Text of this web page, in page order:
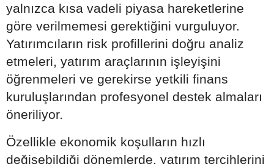
yalnızca kısa vadeli piyasa hareketlerine
göre verilmemesi gerektiğini vurguluyor.
Yatırımcıların risk profillerini doğru analiz
etmeleri, yatırım araçlarının işleyişini
öğrenmeleri ve gerekirse yetkili finans
kuruluşlarından profesyonel destek almaları
öneriliyor.
Özellikle ekonomik koşulların hızlı
değişebildiği dönemlerde, yatırım tercihlerini